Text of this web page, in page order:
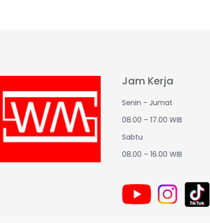
Jam Kerja
Senin - Jumat
08.00 – 17.00 WIB
Sabtu
08.00 – 16.00 WIB